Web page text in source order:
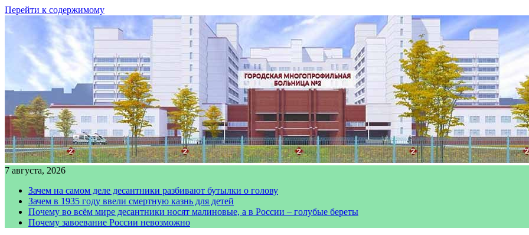
Перейти к содержимому
7 августа, 2026
Зачем на самом деле десантники разбивают бутылки о голову
Зачем в 1935 году ввели смертную казнь для детей
Почему во всём мире десантники носят малиновые, а в России – голубые береты
Почему завоевание России невозможно